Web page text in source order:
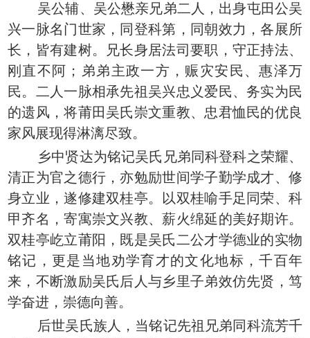
吴公辅、吴公懋亲兄弟二人，出身屯田公吴
兴一脉名门世家，同登科第，同朝效力，各展所
长，皆有建树。兄长身居法司要职，守正持法、
刚直不阿；弟弟主政一方，赈灾安民、惠泽万
民。二人一脉相承先祖吴兴忠义爱民、务实为民
的遗风，将莆田吴氏崇文重教、忠君恤民的优良
家风展现得淋漓尽致。
乡中贤达为铭记吴氏兄弟同科登科之荣耀、
清正为官之德行，亦勉励世间学子勤学成才、修
身立业，遂修建双桂亭。以双桂喻手足同荣、科
甲齐名，寄寓崇文兴教、薪火绵延的美好期许。
双桂亭屹立莆阳，既是吴氏二公才学德业的实物
铭记，更是当地劝学育才的文化地标，千百年
来，不断激励吴氏后人与乡里子弟效仿先贤，笃
学奋进，崇德向善。
后世吴氏族人，当铭记先祖兄弟同科流芳千